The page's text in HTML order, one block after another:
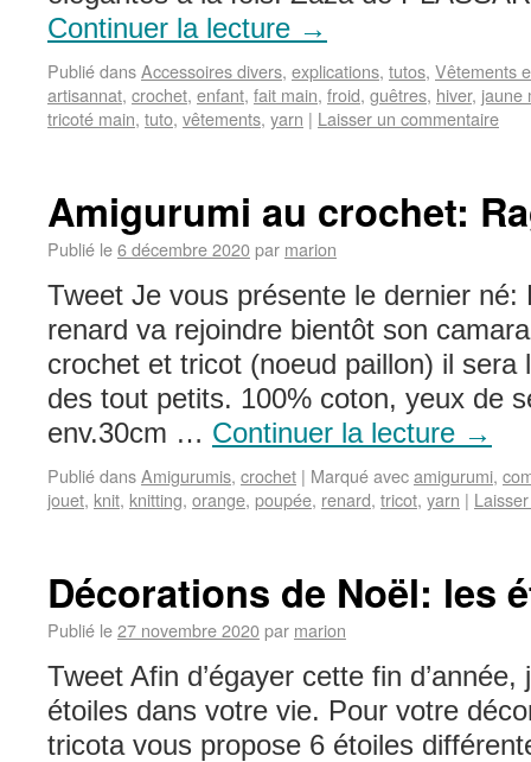
Continuer la lecture →
Publié dansAccessoires divers, explications, tutos, Vêtements
artisannat, crochet, enfant, fait main, froid, guêtres, hiver, jaune
tricoté main, tuto, vêtements, yarn | Laisser un commentaire
Amigurumi au crochet:
Publié le6 décembre 2020par marion
Tweet Je vous présente le dernier né:
renard va rejoindre bientôt son
crochet et tricot (noeud paillon) il sera
des tout petits. 100% coton, yeux de
env.30cm … Continuer la lecture →
Publié dansAmigurumis, crochet | Marqué avecamigurumi,
jouet, knit, knitting, orange, poupée, renard, tricot, yarn |
Décorations de Noël: les
Publié le27 novembre 2020par marion
Tweet Afin d’égayer cette fin
étoiles dans votre vie. Pour votre
tricota vous propose 6 étoiles